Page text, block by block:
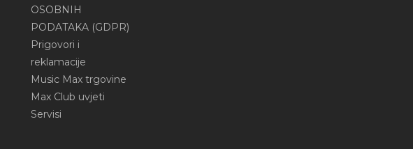
OSOBNIH
PODATAKA (GDPR)
Prigovori i
reklamacije
Music Max trgovine
Max Club uvjeti
Servisi